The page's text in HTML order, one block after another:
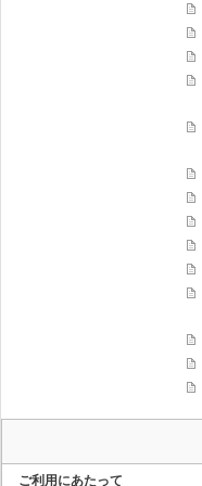
ご利用にあたって